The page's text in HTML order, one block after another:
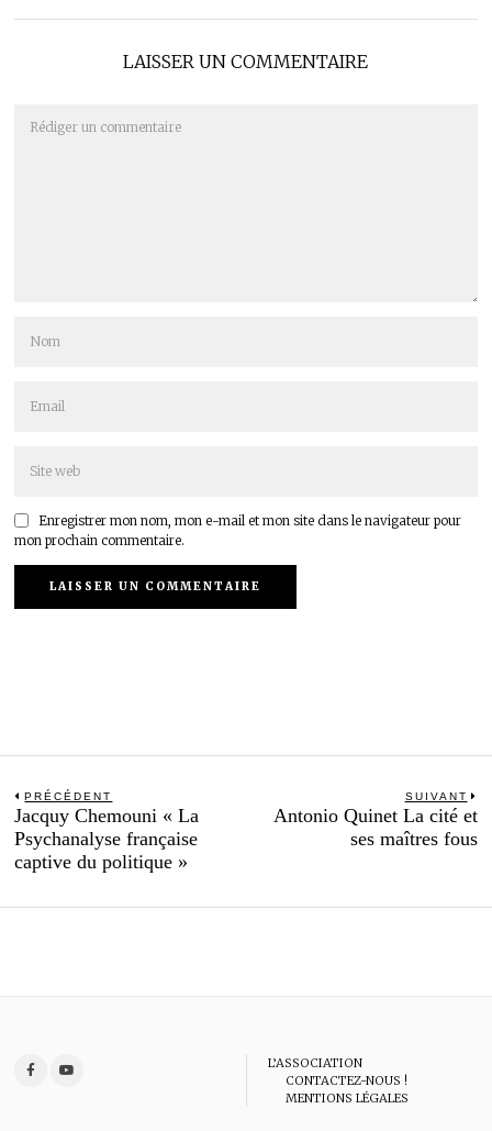
LAISSER UN COMMENTAIRE
Enregistrer mon nom, mon e-mail et mon site dans le navigateur pour
mon prochain commentaire.
Navigation
de
l’article
PRÉCÉDENT
Previous
post:
Jacquy Chemouni « La
Psychanalyse française
captive du politique »
SUIVANT
Antonio Quinet La cité et
ses maîtres fous
L’ASSOCIATION
CONTACTEZ-NOUS !
MENTIONS LÉGALES